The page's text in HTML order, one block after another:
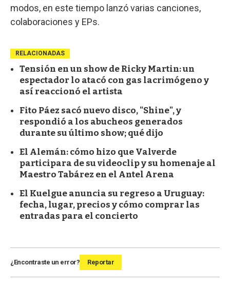
modos, en este tiempo lanzó varias canciones,
colaboraciones y EPs.
RELACIONADAS
Tensión en un show de Ricky Martin: un
espectador lo atacó con gas lacrimógeno y
así reaccionó el artista
Fito Páez sacó nuevo disco, "Shine", y
respondió a los abucheos generados
durante su último show; qué dijo
El Alemán: cómo hizo que Valverde
participara de su videoclip y su homenaje al
Maestro Tabárez en el Antel Arena
El Kuelgue anuncia su regreso a Uruguay:
fecha, lugar, precios y cómo comprar las
entradas para el concierto
¿Encontraste un error? Reportar